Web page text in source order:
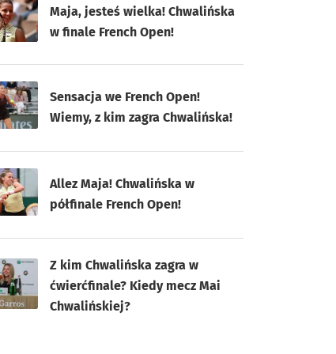
Maja, jesteś wielka! Chwalińska
w finale French Open!
Sensacja we French Open!
Wiemy, z kim zagra Chwalińska!
Allez Maja! Chwalińska w
półfinale French Open!
Z kim Chwalińska zagra w
ćwierćfinale? Kiedy mecz Mai
Chwalińskiej?